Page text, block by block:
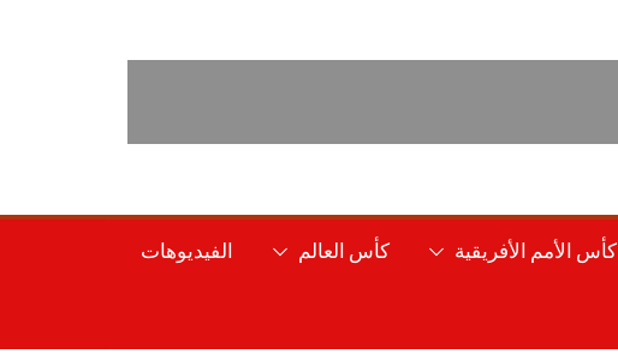
كأس الأمم الأفريقية كأس العالم الفيديوهات